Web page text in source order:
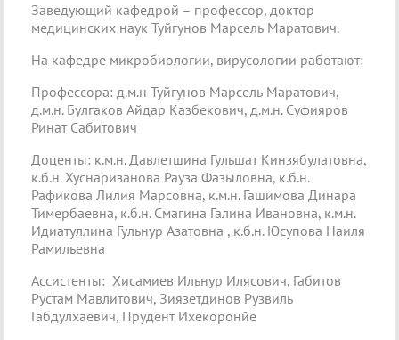
Заведующий кафедрой – профессор, доктор
медицинских наук Туйгунов Марсель Маратович.
На кафедре микробиологии, вирусологии работают:
Профессора: д.м.н Туйгунов Марсель Маратович,
д.м.н. Булгаков Айдар Казбекович, д.м.н. Суфияров
Ринат Сабитович
Доценты: к.м.н. Давлетшина Гульшат Кинзябулатовна,
к.б.н. Хуснаризанова Рауза Фазыловна, к.б.н.
Рафикова Лилия Марсовна, к.м.н. Гашимова Динара
Тимербаевна, к.б.н. Смагина Галина Ивановна, к.м.н.
Идиатуллина Гульнур Азатовна , к.б.н. Юсупова Наиля
Рамильевна
Ассистенты: Хисамиев Ильнур Илясович, Габитов
Рустам Мавлитович, Зиязетдинов Рузвиль
Габдулхаевич, Прудент Ихекоронйе